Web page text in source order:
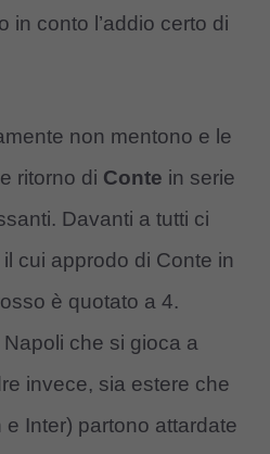
in conto l’addio certo di
non mentono e le
ritorno di Conte in serie
Davanti a tutti ci
il cui approdo di Conte in
è quotato a 4.
che si gioca a
invece, sia estere che
Inter) partono attardate